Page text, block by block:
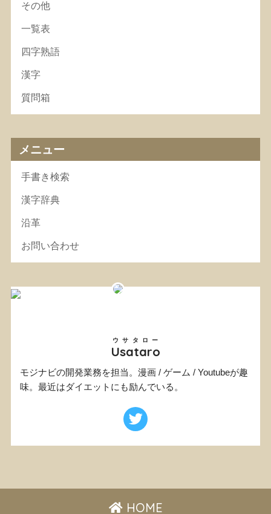
その他
一覧表
四字熟語
漢字
質問箱
メニュー
手書き検索
漢字辞典
沿革
お問い合わせ
Usataro
ウサタロー
モジナビの開発業務を担当。漫画 / ゲーム / Youtubeが趣
味。最近はダイエットにも励んでいる。
HOME